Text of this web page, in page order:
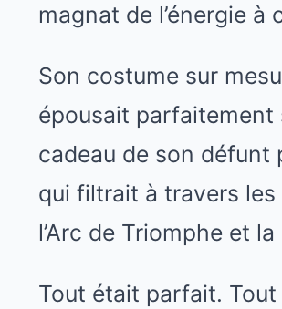
magnat de l’énergie
Son costume sur
épousait parfaitement
cadeau de son défunt
qui filtrait à travers
l’Arc de Triomphe et
Tout était parfait. Tout